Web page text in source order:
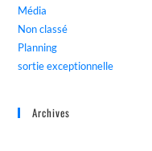
Média
Non classé
Planning
sortie exceptionnelle
Archives